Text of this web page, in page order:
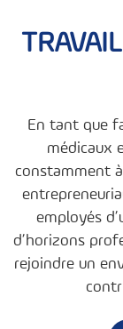
En tant que
médicaux
constamment
employés
d’horizons
rejoindre un